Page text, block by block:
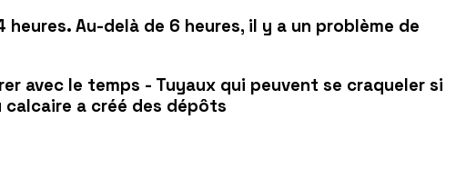
Au-delà de 6 heures, il y a un problème de
avec le temps - Tuyaux qui peuvent se craqueler si
a créé des dépôts